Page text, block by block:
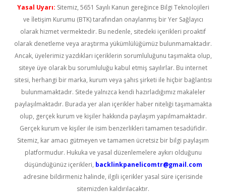
Yasal Uyarı: Sitemiz, 5651 Sayılı Kanun gereğince Bilgi Teknolojileri
ve İletişim Kurumu (BTK) tarafından onaylanmış bir Yer Sağlayıcı
olarak hizmet vermektedir. Bu nedenle, sitedeki içerikleri proaktif
olarak denetleme veya araştırma yükümlülüğümüz bulunmamaktadır.
Ancak, üyelerimiz yazdıkları içeriklerin sorumluluğunu taşımakta olup,
siteye üye olarak bu sorumluluğu kabul etmiş sayılırlar. Bu internet
sitesi, herhangi bir marka, kurum veya şahıs şirketi ile hiçbir bağlantısı
bulunmamaktadır. Sitede yalnızca kendi hazırladığımız makaleler
paylaşılmaktadır. Burada yer alan içerikler haber niteliği taşımamakta
olup, gerçek kurum ve kişiler hakkında paylaşım yapılmamaktadır.
Gerçek kurum ve kişiler ile isim benzerlikleri tamamen tesadüfidir.
Sitemiz, kar amacı gütmeyen ve tamamen ücretsiz bir bilgi paylaşım
platformudur. Hukuka ve yasal düzenlemelere aykırı olduğunu
düşündüğünüz içerikleri, backlinkpanelicomtr@gmail.com
adresine bildirmeniz halinde, ilgili içerikler yasal süre içerisinde
sitemizden kaldırılacaktır.